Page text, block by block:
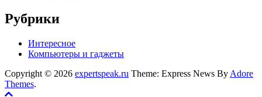
Рубрики
Интересное
Компьютеры и гаджеты
Copyright © 2026 expertspeak.ru Theme: Express News By Adore
Themes.